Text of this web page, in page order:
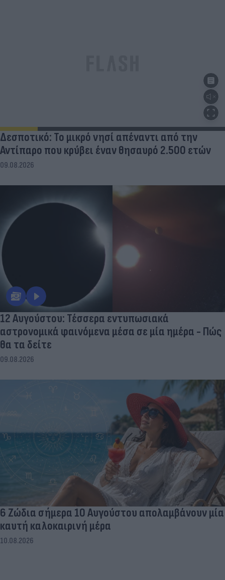
Δεσποτικό: Το μικρό νησί απέναντι από την
Αντίπαρο που κρύβει έναν θησαυρό 2.500 ετών
09.08.2026
12 Αυγούστου: Τέσσερα εντυπωσιακά
αστρονομικά φαινόμενα μέσα σε μία ημέρα - Πώς
θα τα δείτε
09.08.2026
6 Ζώδια σήμερα 10 Αυγούστου απολαμβάνουν μία
καυτή καλοκαιρινή μέρα
10.08.2026